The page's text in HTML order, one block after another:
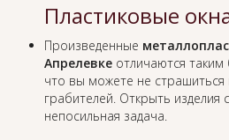
Пластиковые
Произведенные
Апрелевке отличаются
что вы можете не
грабителей. Открыть изделия
непосильная задача.